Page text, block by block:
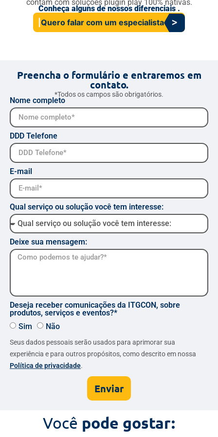
contam com soluções plugin play 100% nativas.
Conheça alguns de nossos diferenciais .
Quero falar com um especialista
Preencha o formulário e entraremos em
contato.
*Todos os campos são obrigatórios.
Nome completo
DDD Telefone
E-mail
Qual serviço ou solução você tem interesse:
Deixe sua mensagem:
Deseja receber comunicações da ITGCON, sobre
produtos, serviços e eventos?*
Sim
Não
Seus dados pessoais serão usados para aprimorar sua
experiência e para outros propósitos, como descrito em nossa
Política de privacidade.
Enviar
Você pode gostar: